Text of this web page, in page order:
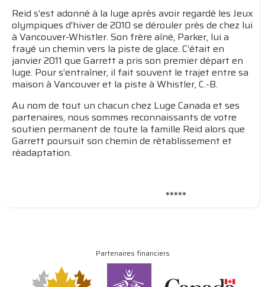
Reid s’est adonné à la luge après avoir regardé les Jeux
olympiques d’hiver de 2010 se dérouler près de chez lui
à Vancouver-Whistler. Son frère aîné, Parker, lui a
frayé un chemin vers la piste de glace. C’était en
janvier 2011 que Garrett a pris son premier départ en
luge. Pour s’entraîner, il fait souvent le trajet entre sa
maison à Vancouver et la piste à Whistler, C.-B.
Au nom de tout un chacun chez Luge Canada et ses
partenaires, nous sommes reconnaissants de votre
soutien permanent de toute la famille Reid alors que
Garrett poursuit son chemin de rétablissement et
réadaptation.
*****
Partenaires financiers